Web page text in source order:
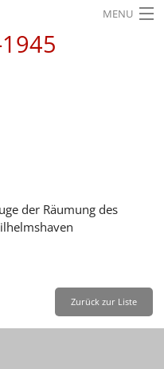
MENU
der Räumung des
Zurück zur Liste